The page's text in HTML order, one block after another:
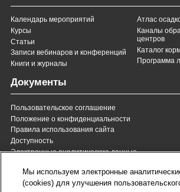
Календарь мероприятий
Курсы
Статьи
Записи вебинаров и конференций
Книги и журналы
Атлас
Каналы
центров
Каталог
Программа
Документы
Пользовательское соглашение
Положение о конфиденциальности
Правила использования сайта
Доступность
Электронные аналитические данные
8 (800) 200-37-35
Служба Заботы для России
звонок бесплатный для
8 (820)
Служба
Республики
Мы используем электронные
(cookies) для улучшения